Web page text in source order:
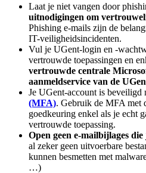
Laat je niet vangen door
uitnodigingen om
Phishing e-mails zijn de
IT-veiligheidsincidenten.
Vul je UGent-login en -
vertrouwde toepassingen en
vertrouwde centrale
aanmeldservice van de
Je UGent-account is beveiligd
(MFA). Gebruik de MFA met
goedkeuring enkel als je echt
vertrouwde toepassing.
Open geen e-mailbijlages
al zeker geen uitvoerbare
kunnen besmetten met
…)